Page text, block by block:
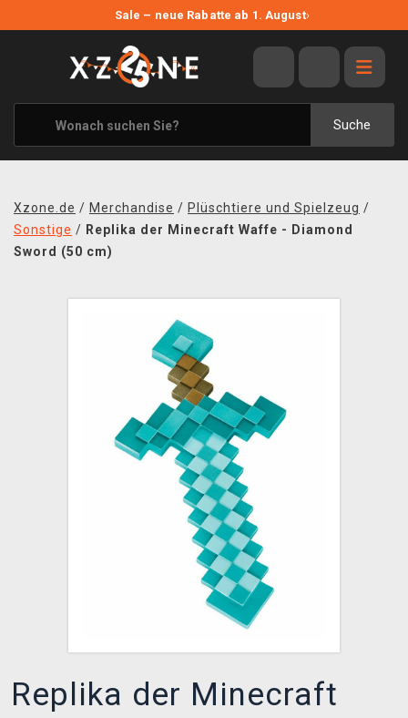
Sale – neue Rabatte ab 1. August›
Suche
ANGEBOTE
ALLE MARKEN
XZONE ORIGINALS
KLEIDUNG & ACCESSOIRES
BÜCHER & COMICS
Xzone.de / Merchandise / Plüschtiere und Spielzeug /
Sonstige / Replika der Minecraft Waffe - Diamond
Sword (50 cm)
Replika der Minecraft